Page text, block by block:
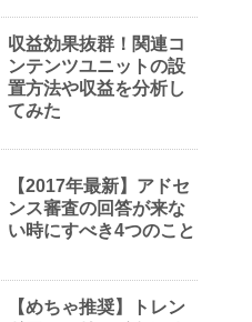
収益効果抜群！関連コ
ンテンツユニットの設
置方法や収益を分析し
てみた
【2017年最新】アドセ
ンス審査の回答が来な
い時にすべき4つのこと
【めちゃ推奨】トレン